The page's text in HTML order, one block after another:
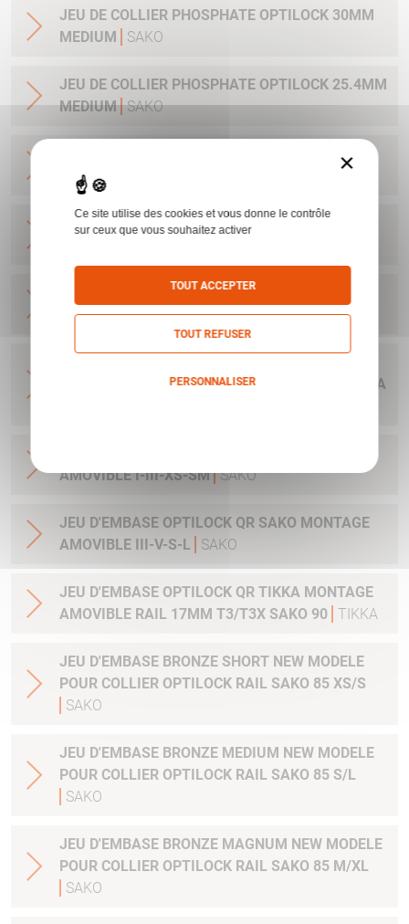
JEU DE COLLIER PHOSPHATE OPTILOCK 30MM
MEDIUM
SAKO
JEU DE COLLIER PHOSPHATE OPTILOCK 25.4MM
MEDIUM SAKO
MONTAGE AMOVIBLE BAS 25.4MM
JEU DE COLLIER BRONZE OPTILOCK QR
JEU DE COLLIER BRONZE OPTILOCK QR
MONTAGE AMOVIBLE BAS 30MM SAKO
MONTAGE AMOVIBLE BAS 36MM OBJECTIF 71 A
AMOVIBLE I-III-XS-SM SAKO
JEU D'EMBASE OPTILOCK QR SAKO MONTAGE
AMOVIBLE III-V-S-L
SAKO
JEU D'EMBASE OPTILOCK QR TIKKA MONTAGE
AMOVIBLE RAIL 17MM T3/T3X SAKO 90 TIKKA
JEU D'EMBASE BRONZE SHORT NEW MODELE
POUR COLLIER OPTILOCK RAIL SAKO 85 XS/S
SAKO
JEU D'EMBASE BRONZE MEDIUM NEW MODELE
POUR COLLIER OPTILOCK RAIL SAKO 85 S/L
SAKO
JEU D'EMBASE BRONZE MAGNUM NEW MODELE
POUR COLLIER OPTILOCK RAIL SAKO 85 M/XL
SAKO
×
Ce site utilise des cookies et vous donne le contrôle
sur ceux que vous souhaitez activer
TOUT ACCEPTER
TOUT REFUSER
PERSONNALISER